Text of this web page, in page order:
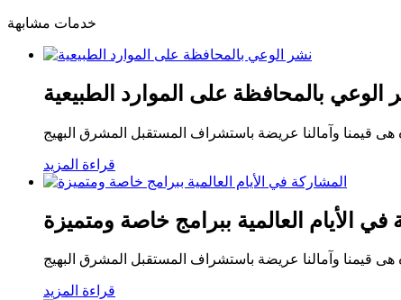
خدمات مشابهة
الوعي بالمحافظة على الموارد الطبيعية
فهذه هى قيمنا وآمالنا عريضة باستشراف المستقبل المشرق البهيج
قراءة المزيد
في الأيام العالمية ببرامج خاصة ومتميزة
فهذه هى قيمنا وآمالنا عريضة باستشراف المستقبل المشرق البهيج
قراءة المزيد